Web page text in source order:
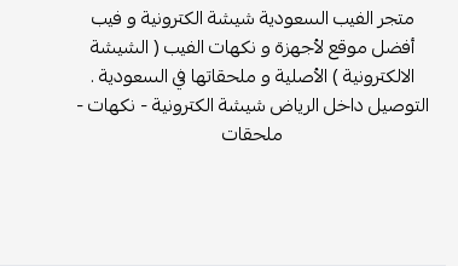
متجر الفيب السعودية شيشة الكترونية و فيب
أفضل موقع لأجهزة و نكهات الفيب ( الشيشة
الالكترونية ) الأصلية و ملحقاتها في السعودية .
التوصيل داخل الرياض شيشة الكترونية - نكهات -
ملحقات